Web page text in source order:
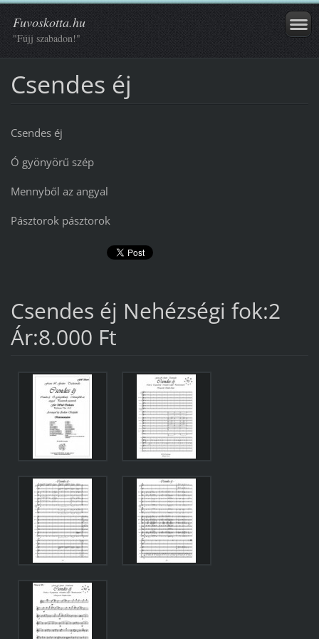
Fuvoskotta.hu
"Fújj szabadon!"
Csendes éj
Csendes éj
Ó gyönyörű szép
Mennyből az angyal
Pásztorok pásztorok
Csendes éj Nehézségi fok:2
Ár:8.000 Ft